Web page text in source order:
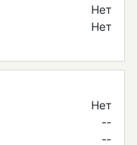
Нет
Нет
Нет
--
--